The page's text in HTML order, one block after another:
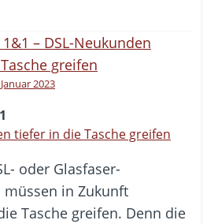
2023
tiefer in die Tasche greifen
oder Glasfaser-
müssen in Zukunft
Tasche greifen. Denn die